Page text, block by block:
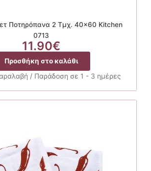
Ποτηρόπανα 2 Τμχ. 40×60 Kitchen
0713
11.90€
Προσθήκη στο καλάθι
/ Παράδοση σε 1 - 3 ημέρες